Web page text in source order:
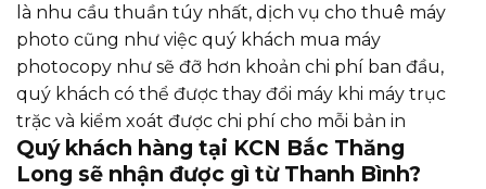
là nhu cầu thuần túy nhất, dịch vụ cho thuê máy
photo cũng như việc quý khách mua máy
photocopy như sẽ đỡ hơn khoản chi phí ban đầu,
quý khách có thể được thay đổi máy khi máy trục
trặc và kiểm xoát được chi phí cho mỗi bản in
Quý khách hàng tại KCN Bắc Thăng
Long sẽ nhận được gì từ Thanh Bình?